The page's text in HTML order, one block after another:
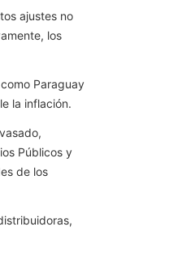
ajustes no
los
Paraguay
la inflación.
Públicos y
de los